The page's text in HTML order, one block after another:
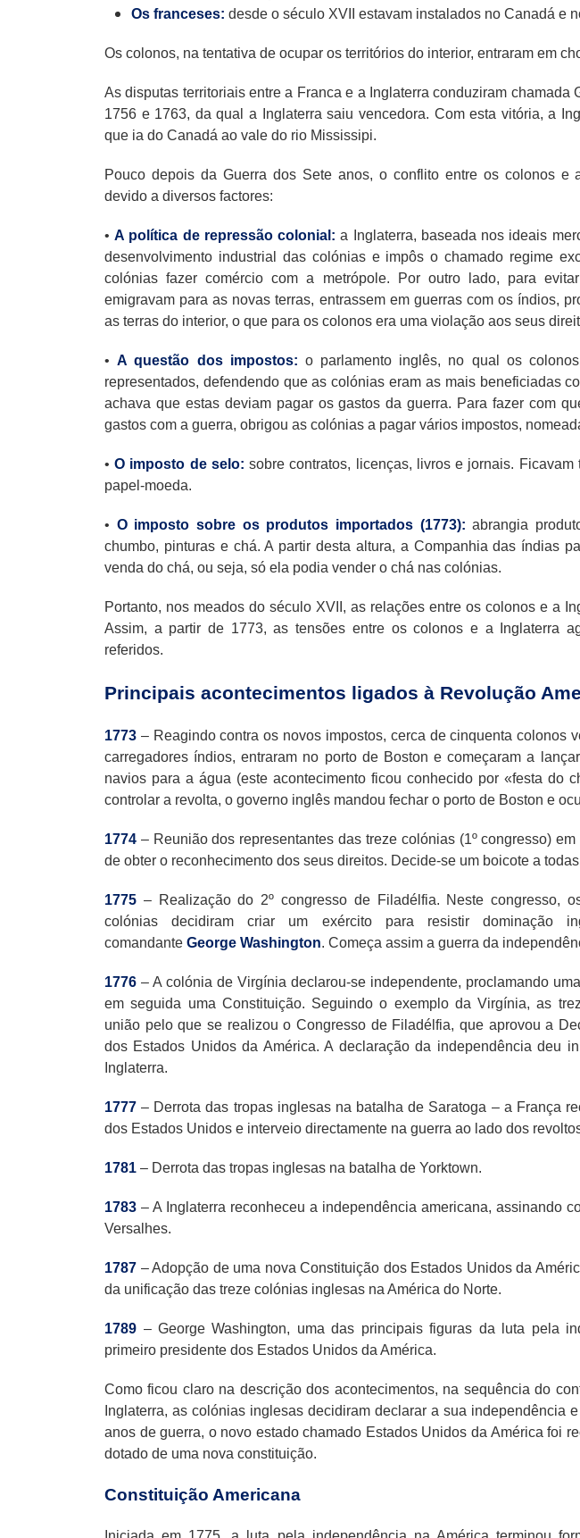
Os franceses: desde o século XVII estavam instalados no Canadá e
Os colonos, na tentativa de ocupar os territórios do interior, entraram em
As disputas territoriais entre a Franca e a Inglaterra conduziram chamada
1756 e 1763, da qual a Inglaterra saiu vencedora. Com esta vitória, a
que ia do Canadá ao vale do rio Mississipi.
Pouco depois da Guerra dos Sete anos, o conflito entre os colonos e
devido a diversos factores:
•A política de repressão colonial: a Inglaterra, baseada nos ideais
desenvolvimento industrial das colónias e impôs o chamado regime
colónias fazer comércio com a metrópole. Por outro lado, para
emigravam para as novas terras, entrassem em guerras com os índios,
as terras do interior, o que para os colonos era uma violação aos seus
•A questão dos impostos: o parlamento inglês, no qual os
representados, defendendo que as colónias eram as mais beneficiadas
achava que estas deviam pagar os gastos da guerra. Para fazer com
gastos com a guerra, obrigou as colónias a pagar vários impostos,
•O imposto de selo: sobre contratos, licenças, livros e jornais. Ficavam
papel-moeda.
• O imposto sobre os produtos importados (1773): abrangia
chumbo, pinturas e chá. A partir desta altura, a Companhia das índias
venda do chá, ou seja, só ela podia vender o chá nas colónias.
Portanto, nos meados do século XVII, as relações entre os colonos e a
Assim, a partir de 1773, as tensões entre os colonos e a Inglaterra
referidos.
Principais acontecimentos ligados à Revolução
1773 – Reagindo contra os novos impostos, cerca de cinquenta colonos
carregadores índios, entraram no porto de Boston e começaram a
navios para a água (este acontecimento ficou conhecido por «festa do
controlar a revolta, o governo inglês mandou fechar o porto de Boston e
1774 – Reunião dos representantes das treze colónias (1º congresso)
de obter o reconhecimento dos seus direitos. Decide-se um boicote a
1775 – Realização do 2º congresso de Filadélfia. Neste congresso,
colónias decidiram criar um exército para resistir dominação
comandante George Washington. Começa assim a guerra da
1776 – A colónia de Virgínia declarou-se independente, proclamando
em seguida uma Constituição. Seguindo o exemplo da Virgínia, as
união pelo que se realizou o Congresso de Filadélfia, que aprovou a
dos Estados Unidos da América. A declaração da independência deu
Inglaterra.
1777 – Derrota das tropas inglesas na batalha de Saratoga – a França
dos Estados Unidos e interveio directamente na guerra ao lado dos
1781 – Derrota das tropas inglesas na batalha de Yorktown.
1783 – A Inglaterra reconheceu a independência americana, assinando
Versalhes.
1787 – Adopção de uma nova Constituição dos Estados Unidos da
da unificação das treze colónias inglesas na América do Norte.
1789 – George Washington, uma das principais figuras da luta pela
primeiro presidente dos Estados Unidos da América.
Como ficou claro na descrição dos acontecimentos, na sequência do
Inglaterra, as colónias inglesas decidiram declarar a sua independência
anos de guerra, o novo estado chamado Estados Unidos da América foi
dotado de uma nova constituição.
Constituição Americana